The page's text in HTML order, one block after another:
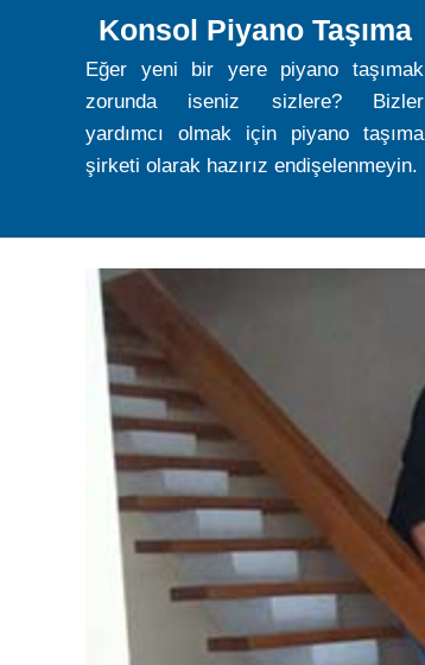
Konsol Piyano Taşıma
Eğer yeni bir yere piyano taşımak
zorunda iseniz sizlere? Bizler
yardımcı olmak için piyano taşıma
şirketi olarak hazırız endişelenmeyin.